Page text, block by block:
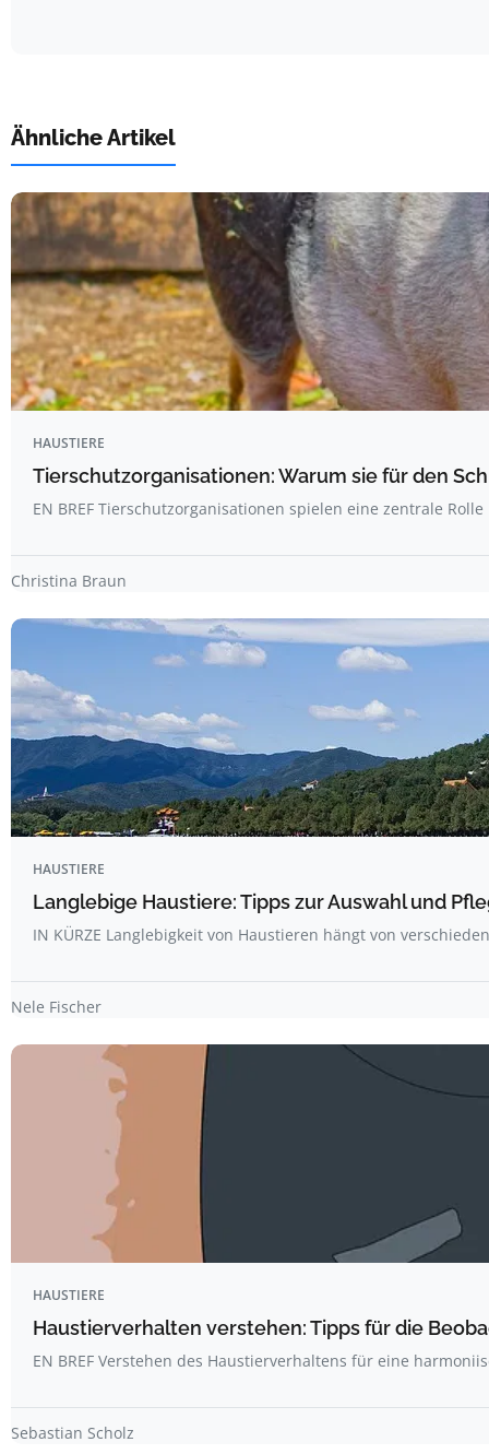
Ähnliche Artikel
HAUSTIERE
Tierschutzorganisationen: Warum sie für den
EN BREF Tierschutzorganisationen spielen eine zentrale
Christina Braun
HAUSTIERE
Langlebige Haustiere: Tipps zur Auswahl und
IN KÜRZE Langlebigkeit von Haustieren hängt von
Nele Fischer
HAUSTIERE
Haustierverhalten verstehen: Tipps für die
EN BREF Verstehen des Haustierverhaltens für eine
Sebastian Scholz